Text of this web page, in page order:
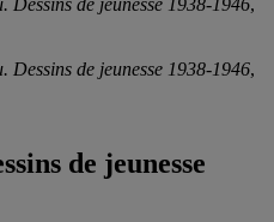
Dessins de jeunesse 1938-1946,
de jeunesse